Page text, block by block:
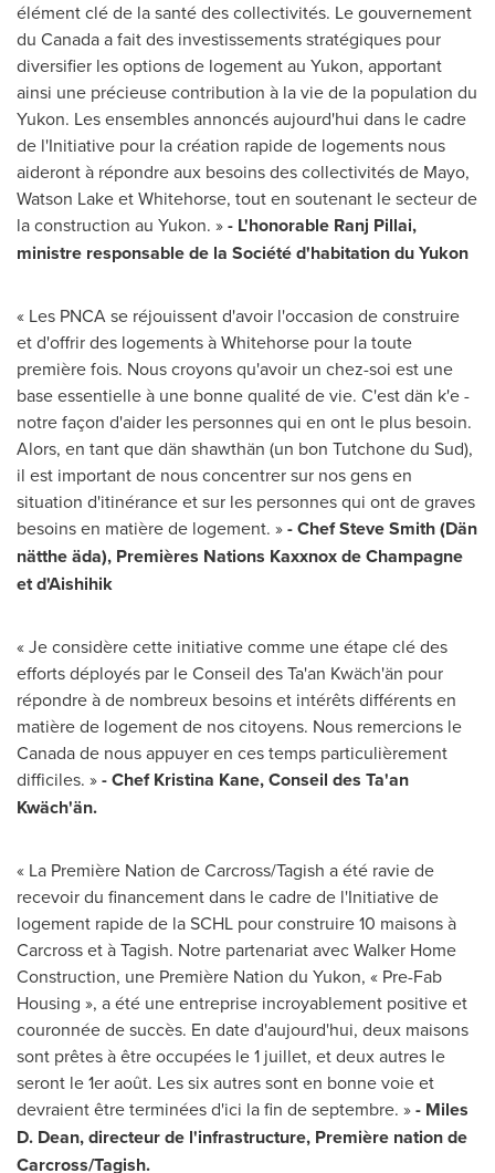
élément clé de la santé des collectivités. Le gouvernement
du Canadaa fait des investissements stratégiques pour
diversifier les options de logement au Yukon, apportant
ainsi une précieuse contribution à la vie de la population du
Yukon. Les ensembles annoncés aujourd'hui dans le cadre
de l'Initiative pour la création rapide de logements nous
aideront à répondre aux besoins des collectivités de Mayo,
Watson Lake etWhitehorse, tout en soutenant le secteur de
la construction au Yukon. »- L'honorable Ranj Pillai,
ministre responsable de la Société d'habitation duYukon
« Les PNCA se réjouissent d'avoir l'occasion de construire
et d'offrir des logements àWhitehorse pour la toute
première fois. Nous croyons qu'avoir un chez-soi est une
base essentielle à une bonne qualité de vie. C'est dän k'e -
notre façon d'aider les personnes qui en ont le plus besoin.
Alors, en tant que dän shawthän (un bon Tutchone du Sud),
il est important de nous concentrer sur nos gens en
situation d'itinérance et sur les personnes qui ont de graves
besoins en matière de logement. »- Chef Steve Smith (Dän
nätthe äda), Premières Nations Kaxxnox de Champagne
et d'Aishihik
« Je considère cette initiative comme une étape clé des
efforts déployés par le Conseil des Ta'an Kwäch'än pour
répondre à de nombreux besoins et intérêts différents en
matière de logement de nos citoyens. Nous remercions le
Canadade nous appuyer en ces temps particulièrement
difficiles. »- ChefKristina Kane, Conseil des Ta'an
Kwäch'än.
« La Première Nation deCarcross/Tagish a été ravie de
recevoir du financement dans le cadre de l'Initiative de
logement rapide de la SCHL pour construire 10 maisons à
Carcrosset àTagish. Notre partenariat avec Walker Home
Construction, une Première Nation du Yukon, « Pre-Fab
Housing », a été une entreprise incroyablement positive et
couronnée de succès. En date d'aujourd'hui, deux maisons
sont prêtes à être occupées le 1 juillet, et deux autres le
seront le 1er août. Les six autres sont en bonne voie et
devraient être terminées d'ici la fin de septembre. »- Miles
D. Dean, directeur de l'infrastructure, Première nation de
Carcross/Tagish.